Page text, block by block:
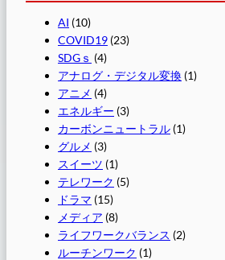
AI (10)
COVID19 (23)
SDGｓ (4)
アナログ・デジタル変換 (1)
アニメ (4)
エネルギー (3)
カーボンニュートラル (1)
グルメ (3)
スイーツ (1)
テレワーク (5)
ドラマ (15)
メディア (8)
ライフワークバランス (2)
ルーチンワーク (1)